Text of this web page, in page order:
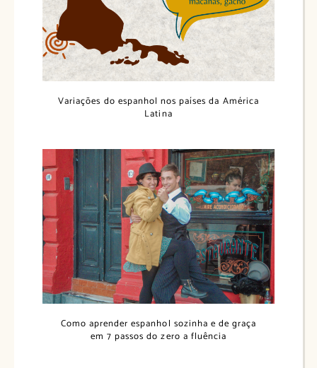
Variações do espanhol nos países da América
Latina
Como aprender espanhol sozinha e de graça
em 7 passos do zero a fluência